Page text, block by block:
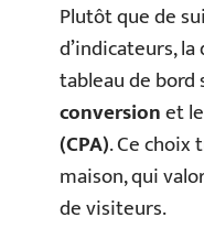
Plutôt que de
d’indicateurs,
tableau de bord
conversionet le
(CPA). Ce choix
maison, qui
de visiteurs.